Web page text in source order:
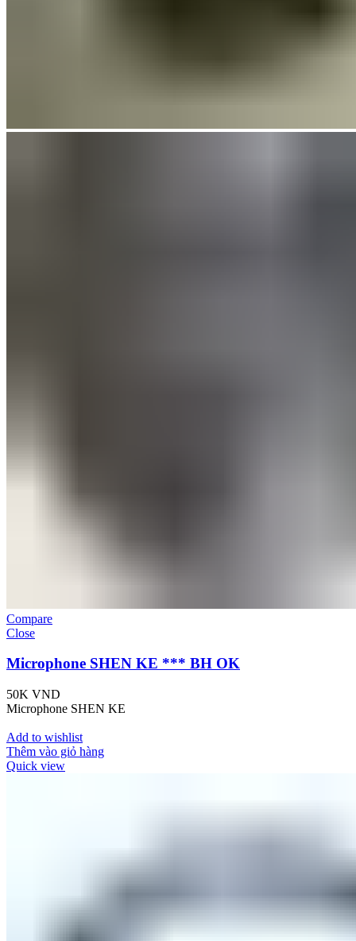
Compare
Close
Microphone SHEN KE *** BH OK
50K VND
Microphone SHEN KE
Add to wishlist
Thêm vào giỏ hàng
Quick view